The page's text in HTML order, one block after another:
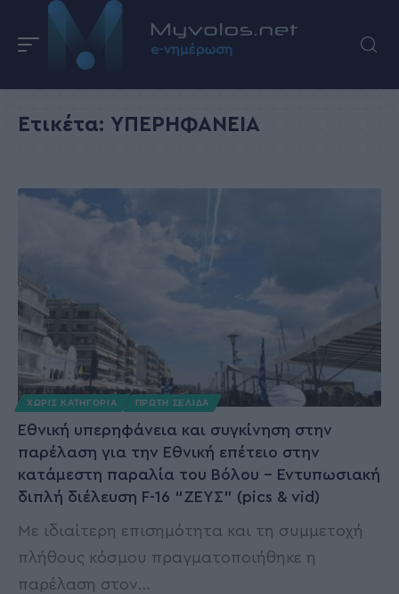
Ετικέτα: ΥΠΕΡΗΦΑΝΕΙΑ
ΧΩΡΊΣ ΚΑΤΗΓΟΡΊΑ ΠΡΩΤΗ ΣΕΛΙΔΑ
Εθνική υπερηφάνεια και συγκίνηση στην
παρέλαση για την Εθνική επέτειο στην
κατάμεστη παραλία του Βόλου – Εντυπωσιακή
διπλή διέλευση F-16 “ΖΕΥΣ” (pics & vid)
Με ιδιαίτερη επισημότητα και τη συμμετοχή
πλήθους κόσμου πραγματοποιήθηκε η
παρέλαση στον…